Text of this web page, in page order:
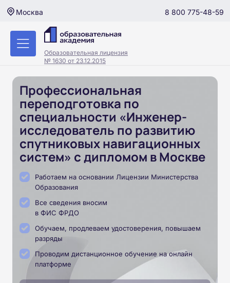
Москва 8 800 775-48-59
Образовательная лицензия
№ 1630 от 23.12.2015
Профессиональная
переподготовка по
специальности «Инженер-
исследователь по развитию
спутниковых навигационных
систем» с дипломом в Москве
Работаем на основании Лицензии Министерства
Образования
Все сведения вносим
в ФИС ФРДО
Обучаем, продлеваем удостоверения, повышаем
разряды
Проводим дистанционное обучение на онлайн
платформе